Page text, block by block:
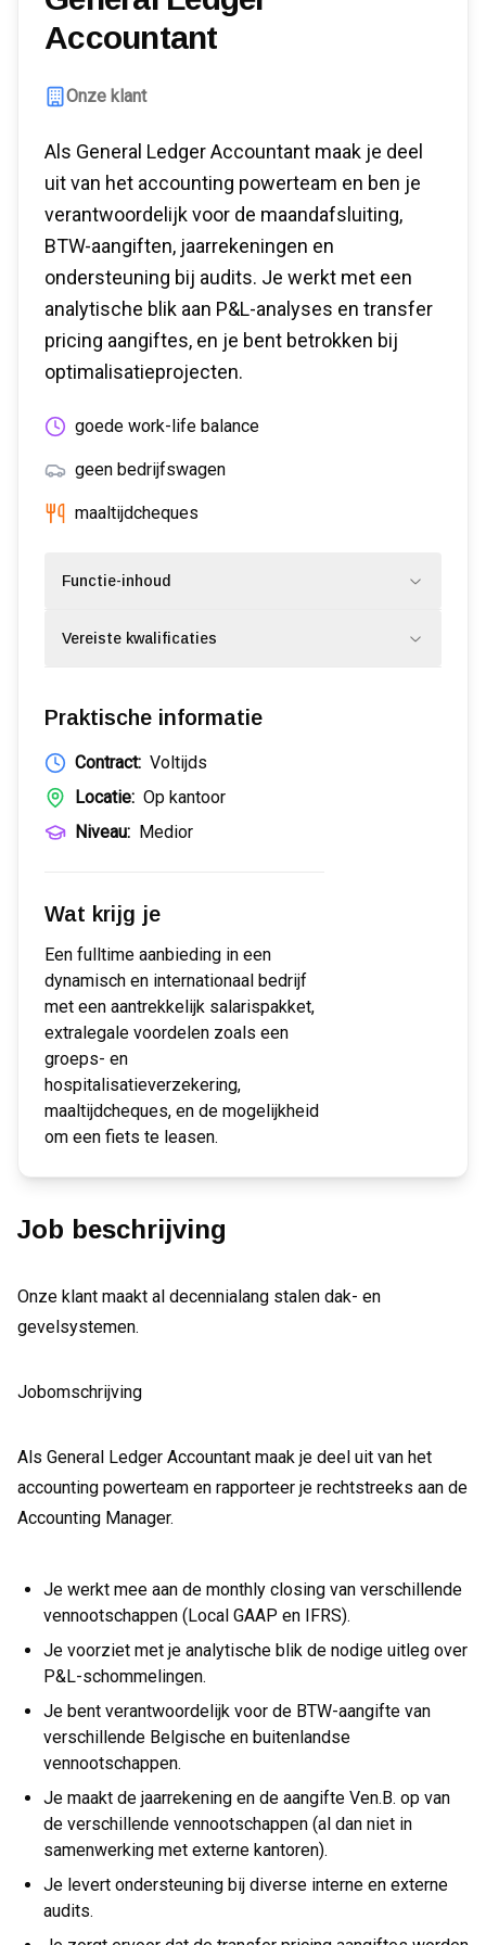
Accountant
Onze klant
Als General Ledger Accountant maak je deel
uit van het accounting powerteam en ben je
verantwoordelijk voor de maandafsluiting,
BTW-aangiften, jaarrekeningen en
ondersteuning bij audits. Je werkt met een
analytische blik aan P&L-analyses en transfer
pricing aangiftes, en je bent betrokken bij
optimalisatieprojecten.
goede work-life balance
geen bedrijfswagen
maaltijdcheques
Functie-inhoud
Vereiste kwalificaties
Praktische informatie
Contract: Voltijds
Locatie: Op kantoor
Niveau: Medior
Wat krijg je
Een fulltime aanbieding in een
dynamisch en internationaal bedrijf
met een aantrekkelijk salarispakket,
extralegale voordelen zoals een
groeps- en
hospitalisatieverzekering,
maaltijdcheques, en de mogelijkheid
om een fiets te leasen.
Job beschrijving
Onze klant maakt al decennialang stalen dak- en
gevelsystemen.
Jobomschrijving
Als General Ledger Accountant maak je deel uit van het
accounting powerteam en rapporteer je rechtstreeks aan de
Accounting Manager.
Je werkt mee aan de monthly closing van verschillende
vennootschappen (Local GAAP en IFRS).
Je voorziet met je analytische blik de nodige uitleg over
P&L-schommelingen.
Je bent verantwoordelijk voor de BTW-aangifte van
verschillende Belgische en buitenlandse
vennootschappen.
Je maakt de jaarrekening en de aangifte Ven.B. op van
de verschillende vennootschappen (al dan niet in
samenwerking met externe kantoren).
Je levert ondersteuning bij diverse interne en externe
audits.